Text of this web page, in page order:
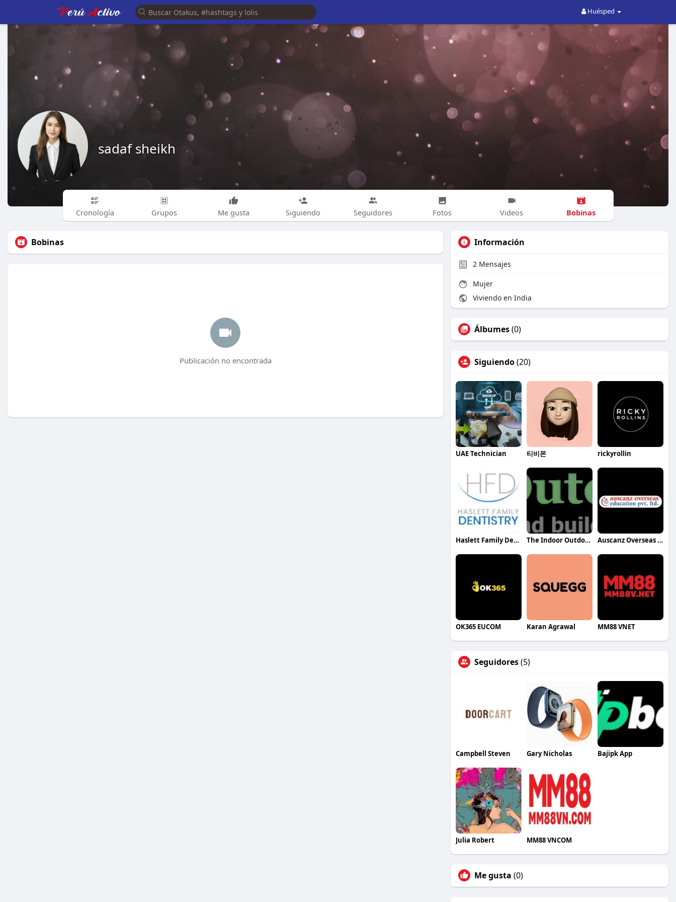
Huésped
sadaf sheikh
Cronología Grupos Me gusta Siguiendo Seguidores Fotos Videos Bobinas
Bobinas
Publicación no encontrada
Información
2 Mensajes
Mujer
Viviendo en India
Álbumes(0)
Siguiendo(20)
UAE Technician 티비몬 rickyrollin
Haslett Family Dentistry The Indoor Outdoor Guy Inc. Auscanz Overseas Education Pvt Ltd
OK365 EUCOM Karan Agrawal MM88 VNET
Seguidores(5)
Campbell Steven Gary Nicholas Bajipk App
Julia Robert MM88 VNCOM
Me gusta (0)